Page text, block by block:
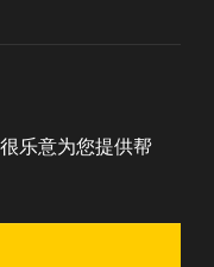
乐意为您提供帮